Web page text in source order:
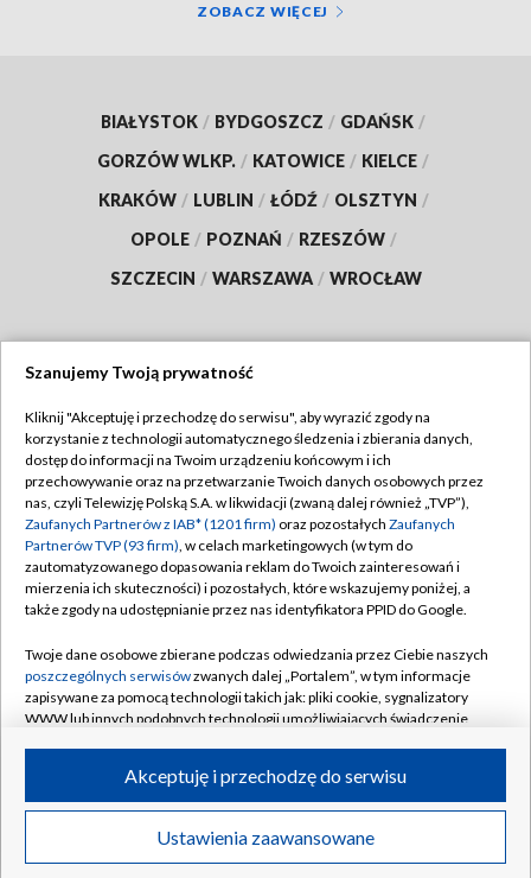
ZOBACZ WIĘCEJ
BIAŁYSTOK / BYDGOSZCZ / GDAŃSK /
GORZÓW WLKP. / KATOWICE / KIELCE /
KRAKÓW / LUBLIN / ŁÓDŹ / OLSZTYN /
OPOLE / POZNAŃ / RZESZÓW /
SZCZECIN / WARSZAWA / WROCŁAW
TVP
Abonament TVP
Emisja w TVP
Centrum informacji TVP
Naziemna Telewizja Cyfrowa
Rada Programowa
System NOS
Informacje o nadawcy
Program dla prasy
Ogłoszenie przetargowe
Regulamin TVP
Polityka prywatności
Moje zgody
Pomoc
Kontakt
Kanały
©2026 Telewizja Polska S.A. w likwidacji
Szanujemy Twoją prywatność
Kliknij "Akceptuję i przechodzę do serwisu", aby wyrazić zgody na
korzystanie z technologii automatycznego śledzenia i zbierania danych,
dostęp do informacji na Twoim urządzeniu końcowym i ich
przechowywanie oraz na przetwarzanie Twoich danych osobowych przez
nas, czyli Telewizję Polską S.A. w likwidacji (zwaną dalej również „TVP”),
Zaufanych Partnerów z IAB* (1201 firm) oraz pozostałych Zaufanych
Partnerów TVP (93 firm), w celach marketingowych (w tym do
zautomatyzowanego dopasowania reklam do Twoich zainteresowań i
mierzenia ich skuteczności) i pozostałych, które wskazujemy poniżej, a
także zgody na udostępnianie przez nas identyfikatora PPID do Google.
Twoje dane osobowe zbierane podczas odwiedzania przez Ciebie naszych
poszczególnych serwisówzwanych dalej „Portalem”, w tym informacje
zapisywane za pomocą technologii takich jak: pliki cookie, sygnalizatory
WWW lub innych podobnych technologii umożliwiających świadczenie
ruchu w Internecie.
Twoje dane osobowe zbierane podczas odwiedzania przez Ciebie
poszczególnych serwisówna Portalu, takie jak adresy IP, identyfikatory
Ustawienia zaawansowane
Akceptuję i przechodzę do serwisu